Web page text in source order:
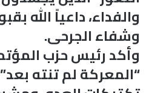
والفداء، داعياً الله
وشفاء الجرحى.
وأكد رئيس حزب
“المعركة لم تنته